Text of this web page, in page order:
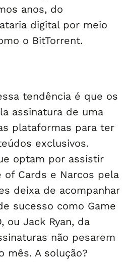
anos, do
digital por meio
o BitTorrent.
tendência é que os
assinatura de uma
plataformas para ter
exclusivos.
optam por assistir
of Cards e Narcos pela
deixa de acompanhar
sucesso como Game
ou Jack Ryan, da
não pesarem
mês. A solução?